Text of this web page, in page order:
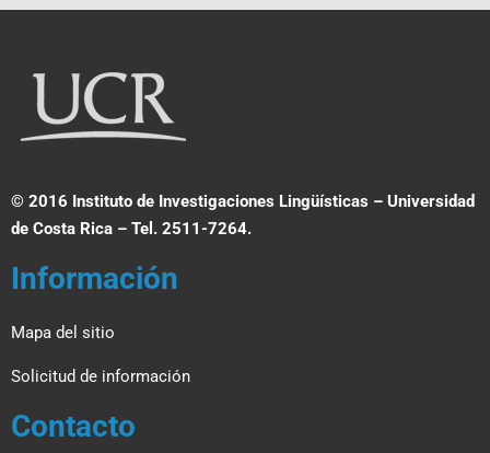
© 2016 Instituto de Investigaciones Lingüísticas – Universidad
de Costa Rica – Tel. 2511-7264.
Información
Mapa del sitio
Solicitud de información
Contacto